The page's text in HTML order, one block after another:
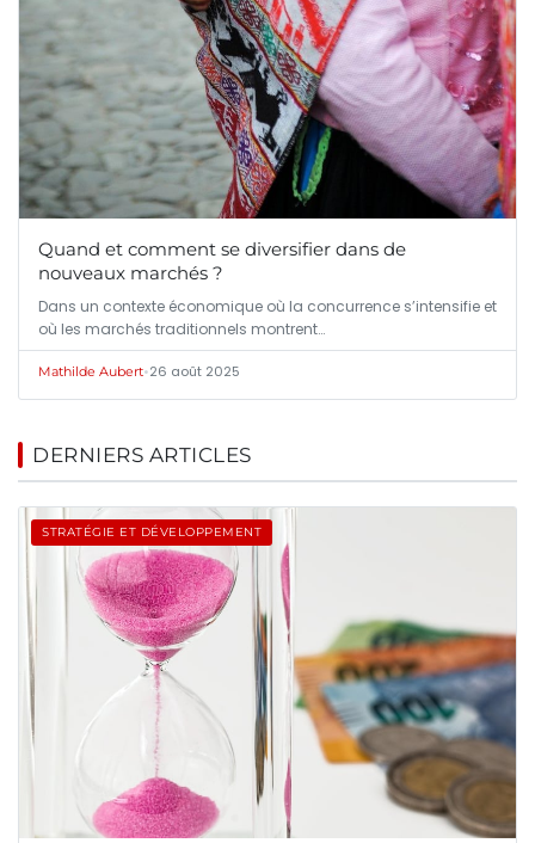
Quand et comment se diversifier dans de
nouveaux marchés ?
Dans un contexte économique où la concurrence s’intensifie et
où les marchés traditionnels montrent…
Mathilde Aubert•26 août 2025
DERNIERS ARTICLES
STRATÉGIE ET DÉVELOPPEMENT